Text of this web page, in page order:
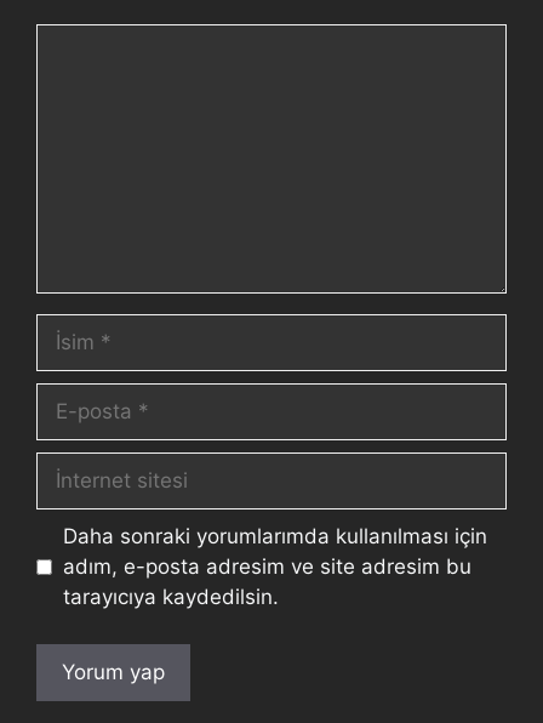
Daha sonraki yorumlarımda kullanılması için
adım, e-posta adresim ve site adresim bu
tarayıcıya kaydedilsin.